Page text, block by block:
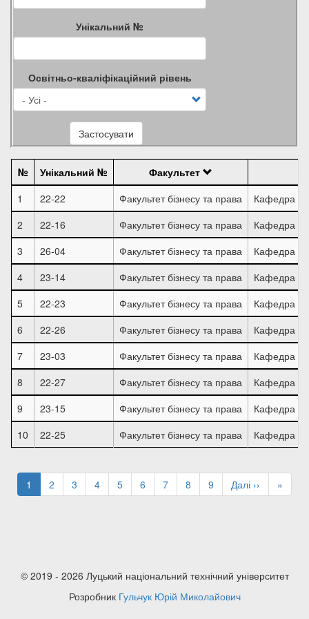
Унікальний №
Освітньо-кваліфікаційний рівень
Застосувати
№ Унікальний №
Факультет
1
22-22 Факультет бізнесу та права
Кафедра
2
22-16 Факультет бізнесу та права
Кафедра
3
26-04 Факультет бізнесу та права
Кафедра
4
23-14 Факультет бізнесу та права
Кафедра
5
22-23 Факультет бізнесу та права
Кафедра
6
22-26 Факультет бізнесу та права
Кафедра
7
23-03 Факультет бізнесу та права
Кафедра
8
22-27 Факультет бізнесу та права
Кафедра
9
23-15 Факультет бізнесу та права
Кафедра
10
22-25 Факультет бізнесу та права Кафедра
Розбивка
сторінки
Поточна
сторінка
1 Page
2 Page
3 Page
4 Page
5 Page
6 Page
7 Page
8 Page
9
Наступна
сторінка
Далі ›› »
© 2019 - 2026 Луцький національний технічний університет
Розробник Гульчук Юрій Миколайович